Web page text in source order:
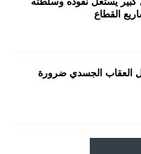
القطاع
العقاب الجسدي ضرورة